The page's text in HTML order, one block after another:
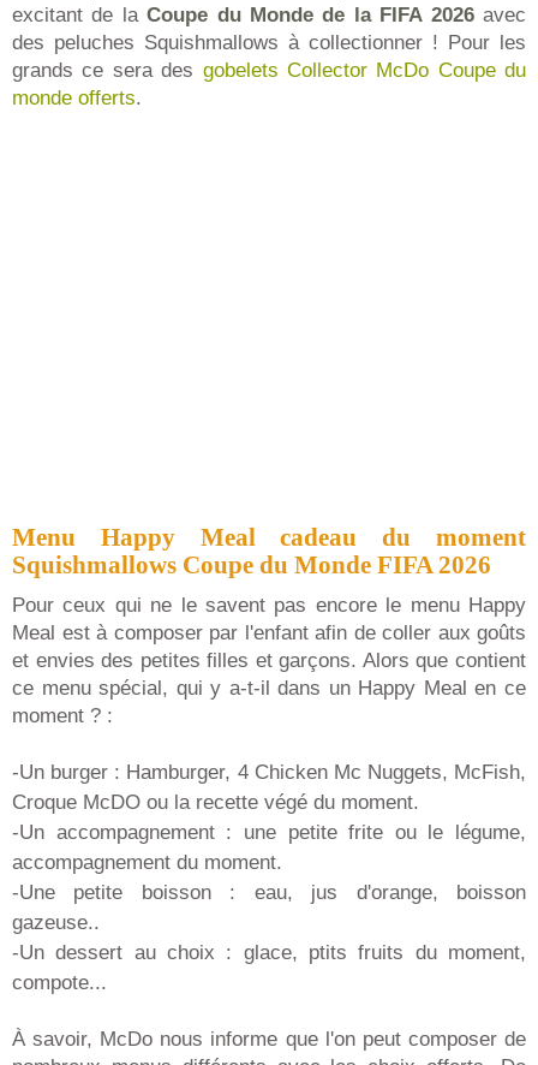
excitant de laCoupe du Monde de la FIFA 2026avec
des peluches Squishmallows à collectionner ! Pour les
grands ce sera des gobelets Collector McDo Coupe du
monde offerts.
Menu Happy Meal cadeau du moment
Squishmallows Coupe du Monde FIFA 2026
Pour ceux qui ne le savent pas encore le menu Happy
Meal est à composer par l'enfant afin de coller aux goûts
et envies des petites filles et garçons. Alors que contient
ce menu spécial, qui y a-t-il dans un Happy Meal en ce
moment ? :
-Un burger : Hamburger, 4 Chicken Mc Nuggets, McFish,
Croque McDO ou la recette végé du moment.
-Un accompagnement : une petite frite ou le légume,
accompagnement du moment.
-Une petite boisson : eau, jus d'orange, boisson
gazeuse..
-Un dessert au choix : glace, ptits fruits du moment,
compote...
À savoir, McDo nous informe que l'on peut composer de